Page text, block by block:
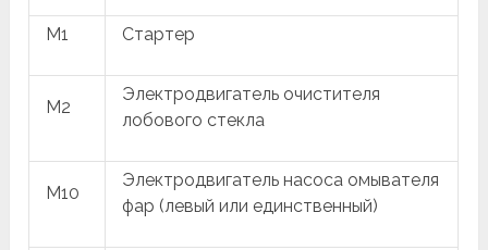
M1 Стартер
M2
Электродвигатель очистителя
лобового стекла
M10
Электродвигатель насоса омывателя
фар (левый или единственный)